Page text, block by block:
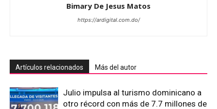
Bimary De Jesus Matos
https://ardigital.com.do/
Artículos relacionados Más del autor
Julio impulsa al turismo dominicano a
otro récord con más de 7.7 millones de